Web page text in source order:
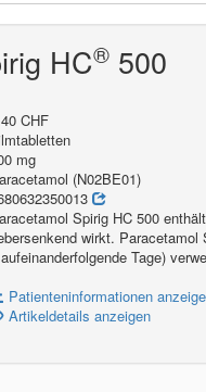
HC®500
CHF
mg
(N02BE01)
Spirig HC 500
wirkt. Paracetamol
Tage)
Patienteninformationen
Artikeldetails anzeigen